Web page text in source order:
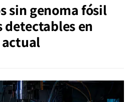
sin genoma fósil
en
actual